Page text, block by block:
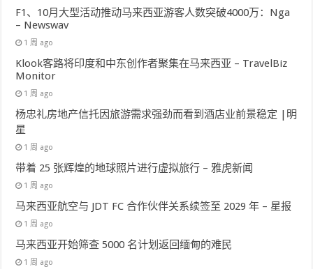
F1、10月大型活动推动马来西亚游客人数突破4000万：Nga
– Newswav
1 周 ago
Klook客路将印度和中东创作者聚集在马来西亚 – TravelBiz
Monitor
1 周 ago
杨忠礼房地产信托因旅游需求强劲而看到酒店业前景稳定 |明
星
1 周 ago
带着 25 张辉煌的地球照片进行虚拟旅行 – 雅虎新闻
1 周 ago
马来西亚航空与 JDT FC 合作伙伴关系续签至 2029 年 – 星报
1 周 ago
马来西亚开始筛查 5000 名计划返回缅甸的难民
1 周 ago